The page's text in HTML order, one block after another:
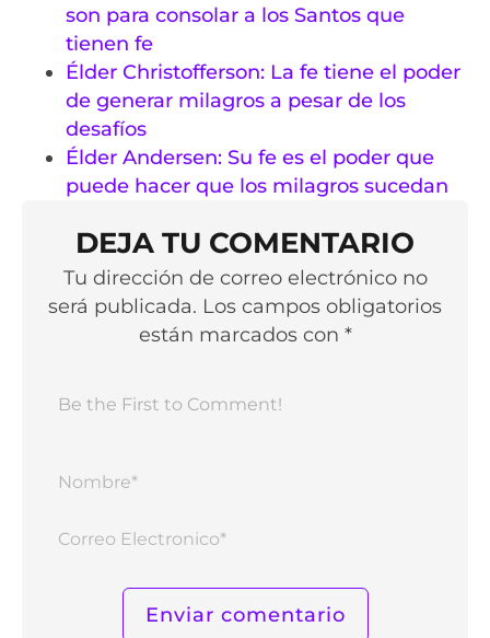
son para consolar a los Santos que
tienen fe
Élder Christofferson: La fe tiene el poder
de generar milagros a pesar de los
desafíos
Élder Andersen: Su fe es el poder que
puede hacer que los milagros sucedan
DEJA TU COMENTARIO
Tu dirección de correo electrónico no
será publicada. Los campos obligatorios
están marcados con *